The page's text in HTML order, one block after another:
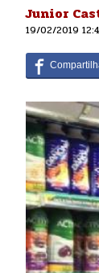
Junior
19/02/2019